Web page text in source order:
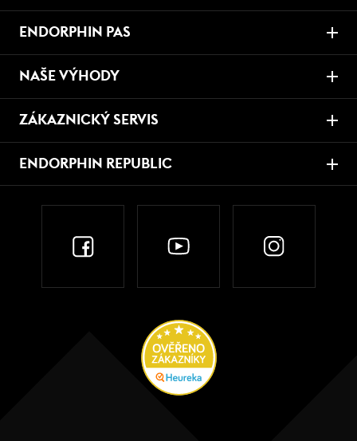
ENDORPHIN PAS
NAŠE VÝHODY
ZÁKAZNICKÝ SERVIS
ENDORPHIN REPUBLIC